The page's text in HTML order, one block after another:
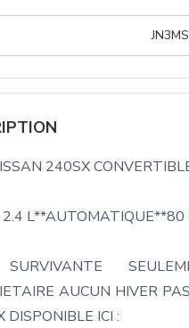
240SX
2.4
AUCUN HIVER
DISPONIBLE ICI :